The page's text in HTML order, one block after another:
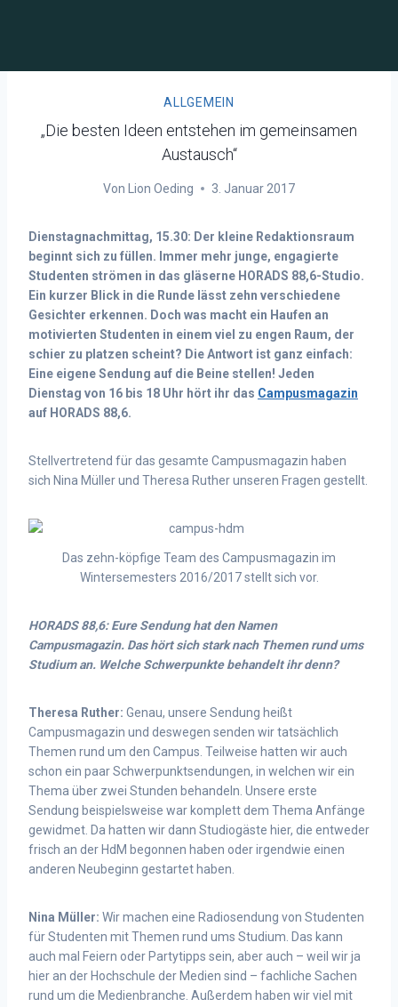
ALLGEMEIN
„Die besten Ideen entstehen im gemeinsamen
Austausch“
Von Lion Oeding 3. Januar 2017
Dienstagnachmittag, 15.30: Der kleine Redaktionsraum
beginnt sich zu füllen. Immer mehr junge, engagierte
Studenten strömen in das gläserne HORADS 88,6-Studio.
Ein kurzer Blick in die Runde lässt zehn verschiedene
Gesichter erkennen. Doch was macht ein Haufen an
motivierten Studenten in einem viel zu engen Raum, der
schier zu platzen scheint? Die Antwort ist ganz einfach:
Eine eigene Sendung auf die Beine stellen! Jeden
Dienstag von 16 bis 18 Uhr hört ihr das Campusmagazin
auf HORADS 88,6.
Stellvertretend für das gesamte Campusmagazin haben
sich Nina Müller und Theresa Ruther unseren Fragen gestellt.
Das zehn-köpfige Team des Campusmagazin im
Wintersemesters 2016/2017 stellt sich vor.
HORADS 88,6: Eure Sendung hat den Namen
Campusmagazin. Das hört sich stark nach Themen rund ums
Studium an. Welche Schwerpunkte behandelt ihr denn?
Theresa Ruther: Genau, unsere Sendung heißt
Campusmagazin und deswegen senden wir tatsächlich
Themen rund um den Campus. Teilweise hatten wir auch
schon ein paar Schwerpunktsendungen, in welchen wir ein
Thema über zwei Stunden behandeln. Unsere erste
Sendung beispielsweise war komplett dem Thema Anfänge
gewidmet. Da hatten wir dann Studiogäste hier, die entweder
frisch an der HdM begonnen haben oder irgendwie einen
anderen Neubeginn gestartet haben.
Nina Müller: Wir machen eine Radiosendung von Studenten
für Studenten mit Themen rund ums Studium. Das kann
auch mal Feiern oder Partytipps sein, aber auch – weil wir ja
hier an der Hochschule der Medien sind – fachliche Sachen
rund um die Medienbranche. Außerdem haben wir viel mit